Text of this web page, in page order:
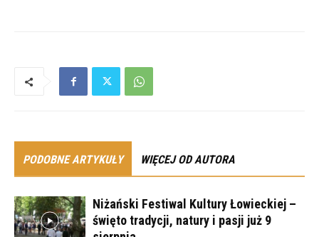
PODOBNE ARTYKUŁY WIĘCEJ OD AUTORA
Niżański Festiwal Kultury Łowieckiej –
święto tradycji, natury i pasji już 9